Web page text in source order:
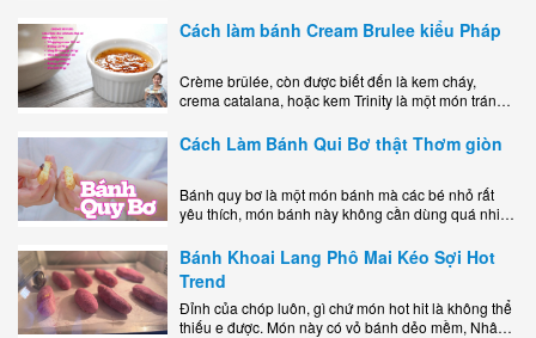
kem..
Cách làm bánh Cream Brulee kiểu Pháp
Crème brûlée, còn được biết đến là kem cháy,
crema catalana, hoặc kem Trinity là một món tráng
lớp..
Cách Làm Bánh Qui Bơ thật Thơm giòn
Bánh quy bơ là một món bánh mà các bé nhỏ rất
yêu thích, món bánh này không cần dùng quá nhiều
Bánh Khoai Lang Phô Mai Kéo Sợi Hot
Trend
Đỉnh của chóp luôn, gì chứ món hot hit là không thể
thiếu e được. Món này có vỏ bánh dẻo mềm, Nhân